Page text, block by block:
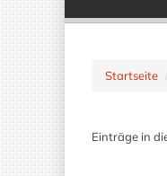
Startseite
Einträge in